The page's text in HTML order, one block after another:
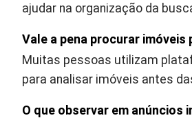
ajudar na organização da
Vale a pena procurar imóveis
Muitas pessoas utilizam
para analisar imóveis antes
O que observar em anúncios